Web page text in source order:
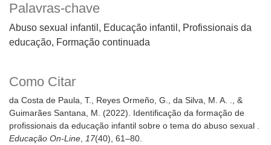
Palavras-chave
Abuso sexual infantil, Educação infantil, Profissionais da
educação, Formação continuada
Como Citar
da Costa de Paula, T., Reyes Ormeño, G., da Silva, M. A. ., &
Guimarães Santana, M. (2022). Identificação da formação de
profissionais da educação infantil sobre o tema do abuso sexual .
Educação On-Line, 17(40), 61–80.